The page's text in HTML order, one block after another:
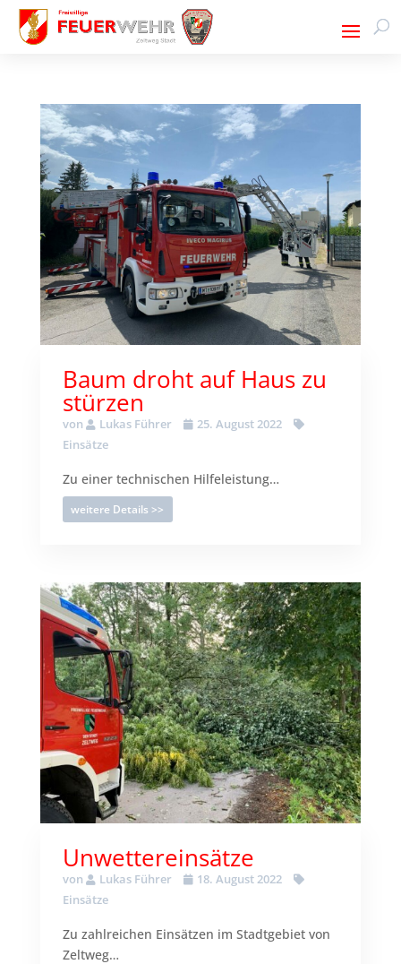
Baum droht auf Haus zu
stürzen
von Lukas Führer
25. August 2022
Einsätze
Zu einer technischen Hilfeleistung…
weitere Details >>
Unwettereinsätze
von Lukas Führer
18. August 2022
Einsätze
Zu zahlreichen Einsätzen im Stadtgebiet von
Zeltweg…